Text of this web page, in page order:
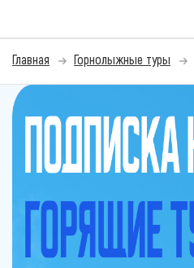
Главная Горнолыжные туры